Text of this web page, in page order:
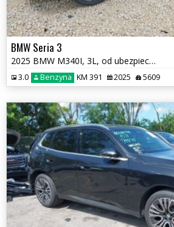
BMW Seria 3
2025 BMW M340I, 3L, od ubezpieczalni
3.0 Benzyna KM 391 2025 5609